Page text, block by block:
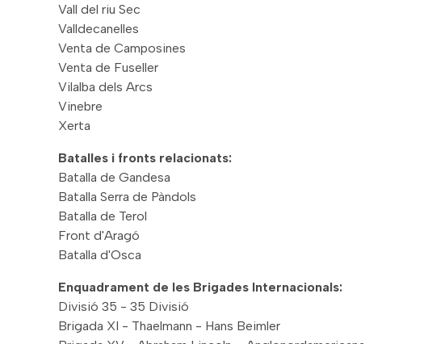
Vall del riu Sec
Valldecanelles
Venta de Camposines
Venta de Fuseller
Vilalba dels Arcs
Vinebre
Xerta
Batalles i fronts relacionats:
Batalla de Gandesa
Batalla Serra de Pàndols
Batalla de Terol
Front d'Aragó
Batalla d'Osca
Enquadrament de les Brigades Internacionals:
Divisió 35 - 35 Divisió
Brigada XI - Thaelmann - Hans Beimler